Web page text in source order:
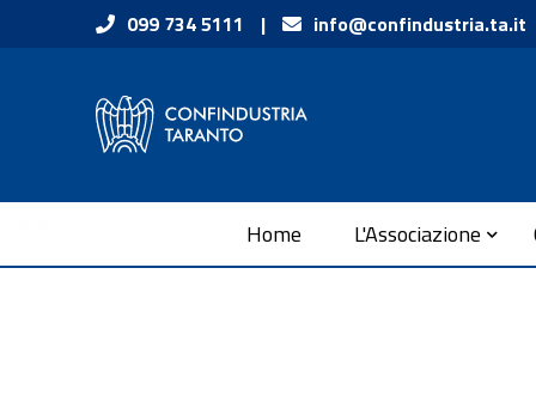
Vai ai contenuti099 734 5111 | info@confindustria.ta.it
Home L'Associazione